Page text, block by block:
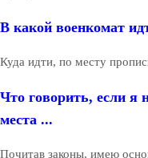
В какой военкомат
Куда идти, по месту
Что говорить, если я
места ...
Почитав законы, имею